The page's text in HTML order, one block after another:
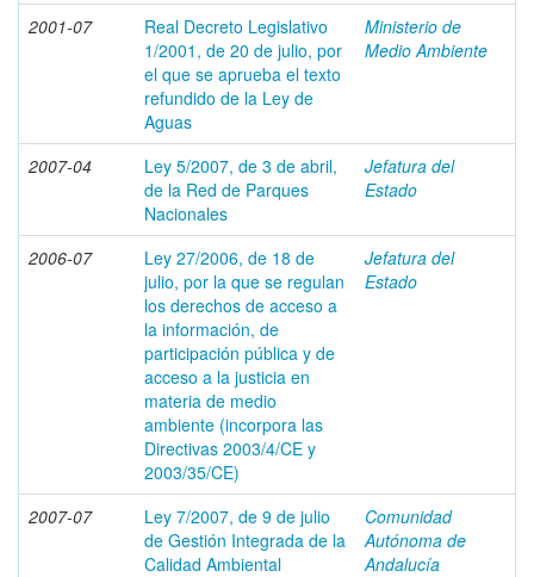
2001-07
Real Decreto Legislativo
1/2001, de 20 de julio, por
el que se aprueba el texto
refundido de la Ley de
Aguas
Ministerio de
Medio Ambiente
2007-04
Ley 5/2007, de 3 de abril,
de la Red de Parques
Nacionales
Jefatura del
Estado
2006-07
Ley 27/2006, de 18 de
julio, por la que se regulan
los derechos de acceso a
la información, de
participación pública y de
acceso a la justicia en
materia de medio
ambiente (incorpora las
Directivas 2003/4/CE y
2003/35/CE)
Jefatura del
Estado
2007-07
Ley 7/2007, de 9 de julio
de Gestión Integrada de la
Calidad Ambiental
Comunidad
Autónoma de
Andalucía